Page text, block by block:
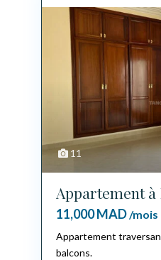
11
Appartement
11,000 MAD/mois
Appartement
balcons.